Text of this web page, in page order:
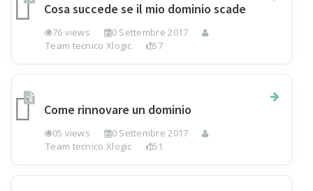
Cosa succede se il mio dominio scade
376 views
20 Settembre 2017
Team tecnico Xlogic
157
Come rinnovare un dominio
305 views
20 Settembre 2017
Team tecnico Xlogic
151